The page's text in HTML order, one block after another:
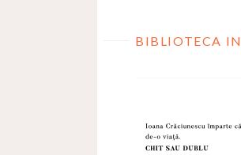
BIBLIOTECA